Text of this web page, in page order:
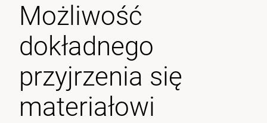
Możliwość
dokładnego
przyjrzenia się
materiałowi